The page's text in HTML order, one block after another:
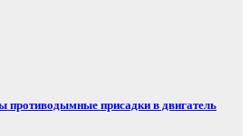
противодымные присадки в двигатель